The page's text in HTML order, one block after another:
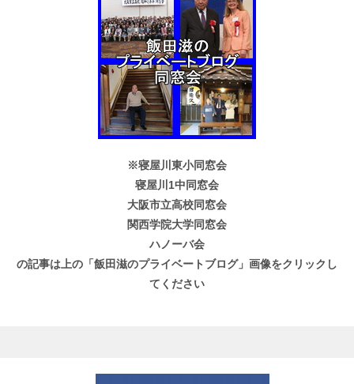
※寝屋川東小同窓会
寝屋川1中同窓会
大阪市立高校同窓会
関西学院大学同窓会
ハノーバ会
の記事は上の「飯田滋のプライベートブログ」画像をクリックし
てください